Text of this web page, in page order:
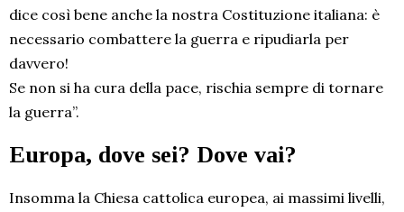
dice così bene anche la nostra Costituzione italiana: è
necessario combattere la guerra e ripudiarla per
davvero!
Se non si ha cura della pace, rischia sempre di tornare
la guerra”.
Europa, dove sei? Dove vai?
Insomma la Chiesa cattolica europea, ai massimi livelli,